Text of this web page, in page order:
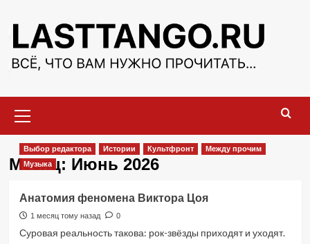
содержимому
меню
Месяц: Июнь 2026
Выбор редактора Истории Культфронт
Между прочим
Музыка
Анатомия феномена Виктора Цоя
1 месяц тому назад 0
Суровая реальность такова: рок-звёзды приходят и уходят.